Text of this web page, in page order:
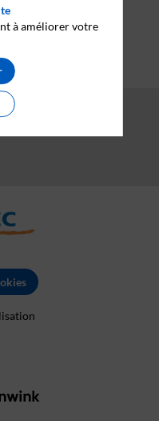
à améliorer votre